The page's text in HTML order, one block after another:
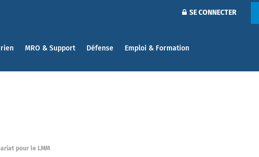
SE CONNECTER
MRO & Support Défense Emploi & Formation
pour le LMM